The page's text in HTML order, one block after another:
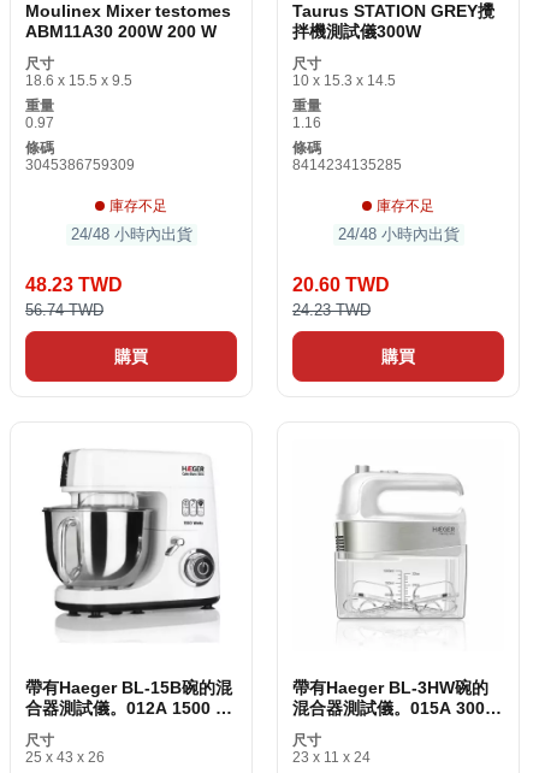
Moulinex Mixer testomes
ABM11A30 200W 200 W
尺寸
18.6 x 15.5 x 9.5
重量
0.97
條碼
3045386759309
庫存不足
24/48 小時內出貨
48.23 TWD
56.74 TWD
購買
Taurus STATION GREY攪
拌機測試儀300W
尺寸
10 x 15.3 x 14.5
重量
1.16
條碼
8414234135285
庫存不足
24/48 小時內出貨
20.60 TWD
24.23 TWD
購買
帶有Haeger BL-15B碗的混
合器測試儀。012A 1500 W
1500 W
尺寸
25 x 43 x 26
帶有Haeger BL-3HW碗的
混合器測試儀。015A 300
尺寸
23 x 11 x 24